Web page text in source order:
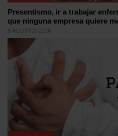
Presentismo, ir a trabajar
que ninguna empresa quiere
5 AGOSTO, 2026